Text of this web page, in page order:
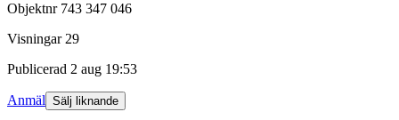
Objektnr 743 347 046
Visningar 29
Publicerad 2 aug 19:53
Anmäl Sälj liknande